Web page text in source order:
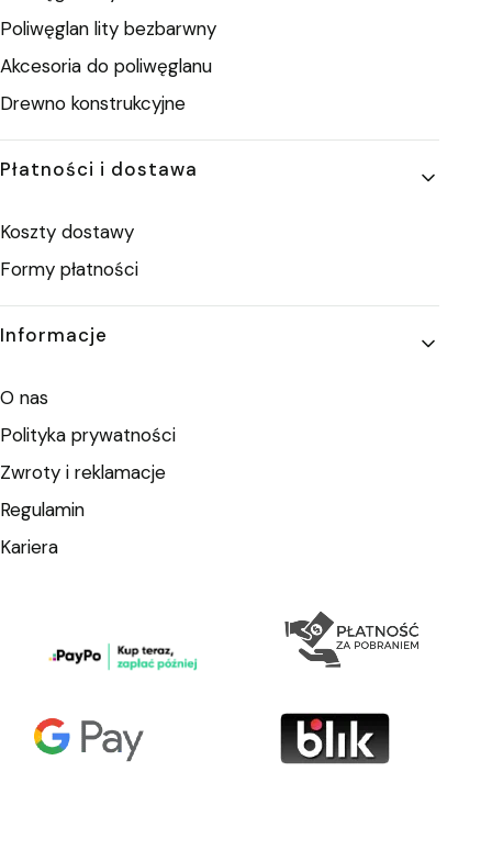
Poliwęglan lity bezbarwny
Akcesoria do poliwęglanu
Drewno konstrukcyjne
Płatności i dostawa
Koszty dostawy
Formy płatności
Informacje
O nas
Polityka prywatności
Zwroty i reklamacje
Regulamin
Kariera